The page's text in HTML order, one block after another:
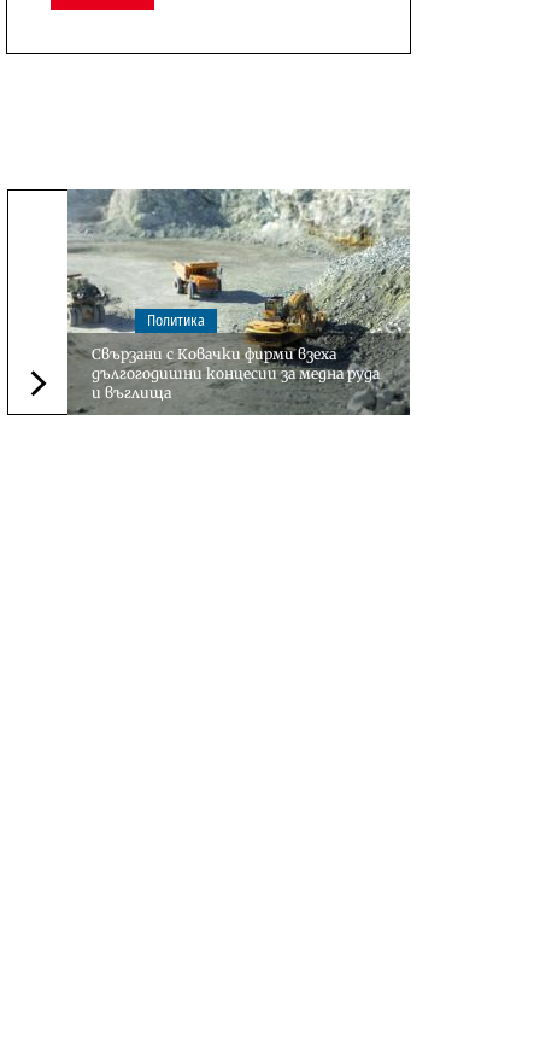
Следваща новина
Политика
Свързани с Ковачки фирми взеха
дългогодишни концесии за медна руда
и въглища